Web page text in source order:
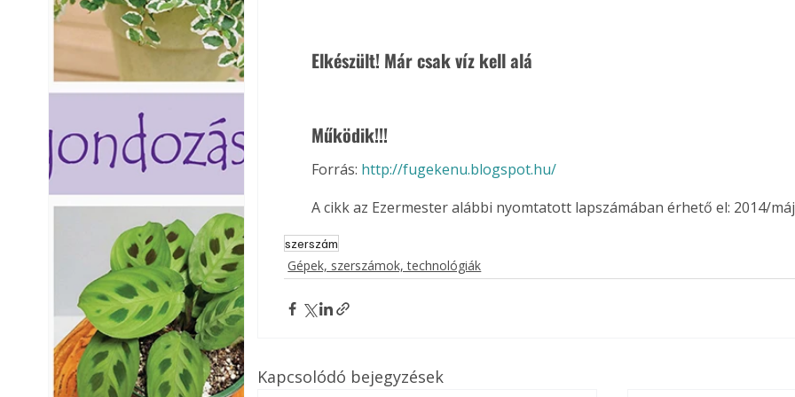
Elkészült! Már csak víz kell alá
Működik!!!
Forrás: http://fugekenu.blogspot.hu/
A cikk az Ezermester alábbi nyomtatott lapszámában érhető el: 2014/
szerszám
Gépek, szerszámok, technológiák
Kapcsolódó bejegyzések